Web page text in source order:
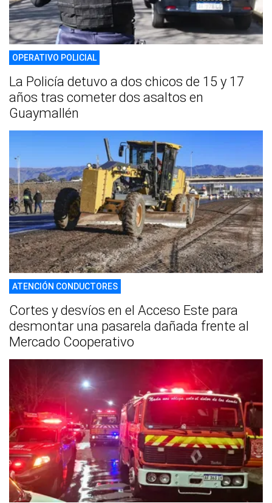
OPERATIVO POLICIAL
La Policía detuvo a dos chicos de 15 y 17
años tras cometer dos asaltos en
Guaymallén
ATENCIÓN CONDUCTORES
Cortes y desvíos en el Acceso Este para
desmontar una pasarela dañada frente al
Mercado Cooperativo